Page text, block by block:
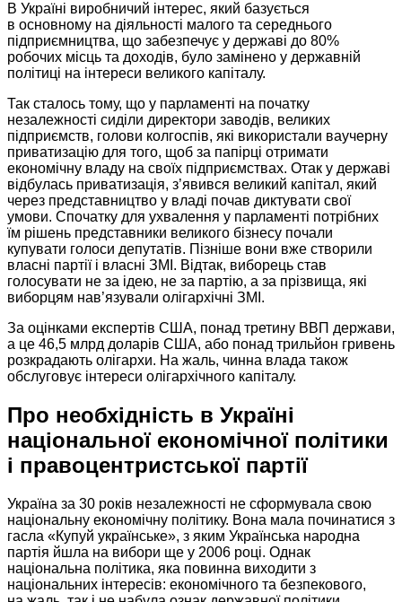
В Україні виробничий інтерес, який базується
в основному на діяльності малого та середнього
підприємництва, що забезпечує у державі до 80%
робочих місць та доходів, було замінено у державній
політиці на інтереси великого капіталу.
Так сталось тому, що у парламенті на початку
незалежності сиділи директори заводів, великих
підприємств, голови колгоспів, які використали ваучерну
приватизацію для того, щоб за папірці отримати
економічну владу на своїх підприємствах. Отак у державі
відбулась приватизація, з’явився великий капітал, який
через представництво у владі почав диктувати свої
умови. Спочатку для ухвалення у парламенті потрібних
їм рішень представники великого бізнесу почали
купувати голоси депутатів. Пізніше вони вже створили
власні партії і власні ЗМІ. Відтак, виборець став
голосувати не за ідею, не за партію, а за прізвища, які
виборцям нав’язували олігархічні ЗМІ.
За оцінками експертів США, понад третину ВВП держави,
а це 46,5 млрд доларів США, або понад трильйон гривень
розкрадають олігархи. На жаль, чинна влада також
обслуговує інтереси олігархічного капіталу.
Про необхідність в Україні
національної економічної політики
і правоцентристської партії
Україна за 30 років незалежності не сформувала свою
національну економічну політику. Вона мала починатися з
гасла «Купуй українське», з яким Українська народна
партія йшла на вибори ще у 2006 році. Однак
національна політика, яка повинна виходити з
національних інтересів: економічного та безпекового,